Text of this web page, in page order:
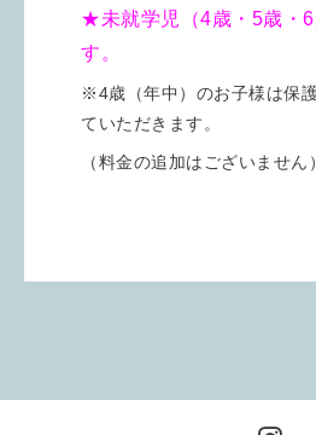
★未就学児（4歳・5歳・
す。
※4歳（年中）のお子様は保
ていただきます。
（料金の追加はございません）